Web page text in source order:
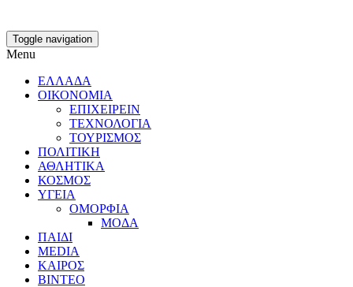
Toggle navigation
Menu
ΕΛΛΑΔΑ
ΟΙΚΟΝΟΜΙΑ
ΕΠΙΧΕΙΡΕΙΝ
ΤΕΧΝΟΛΟΓΙΑ
ΤΟΥΡΙΣΜΟΣ
ΠΟΛΙΤΙΚΗ
ΑΘΛΗΤΙΚΑ
ΚΟΣΜΟΣ
ΥΓΕΙΑ
ΟΜΟΡΦΙΑ
ΜΟΔΑ
ΠΑΙΔΙ
MEDIA
ΚΑΙΡΟΣ
ΒΙΝΤΕΟ